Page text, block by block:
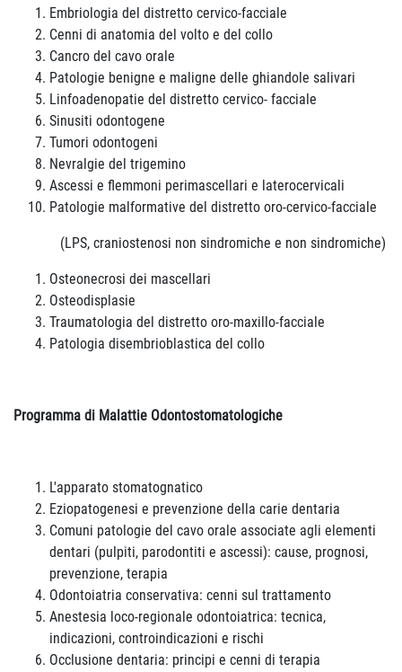
Embriologia del distretto cervico-facciale
Cenni di anatomia del volto e del collo
Cancro del cavo orale
Patologie benigne e maligne delle ghiandole salivari
Linfoadenopatie del distretto cervico- facciale
Sinusiti odontogene
Tumori odontogeni
Nevralgie del trigemino
Ascessi e flemmoni perimascellari e laterocervicali
Patologie malformative del distretto oro-cervico-facciale
(LPS, craniostenosi non sindromiche e non sindromiche)
Osteonecrosi dei mascellari
Osteodisplasie
Traumatologia del distretto oro-maxillo-facciale
Patologia disembrioblastica del collo
Programma di Malattie Odontostomatologiche
L'apparato stomatognatico
Eziopatogenesi e prevenzione della carie dentaria
Comuni patologie del cavo orale associate agli elementi
dentari (pulpiti, parodontiti e ascessi): cause, prognosi,
prevenzione, terapia
Odontoiatria conservativa: cenni sul trattamento
Anestesia loco-regionale odontoiatrica: tecnica,
indicazioni, controindicazioni e rischi
Occlusione dentaria: principi e cenni di terapia